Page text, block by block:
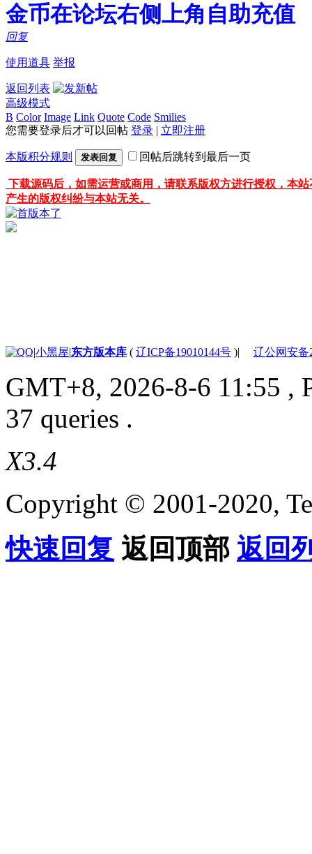
金币在论坛右侧上角自助充值
回复
使用道具 举报
返回列表
高级模式
B Color Image Link Quote Code Smilies
您需要登录后才可以回帖 登录 | 立即注册
本版积分规则 发表回复 回帖后跳转到最后一页
下载源码后，如需运营或商用，请联系版权方进行授权，本
产生的版权纠纷与本站无关。
|小黑屋|东方版本库 ( 辽ICP备19010144号 )| 辽公网安备
GMT+8, 2026-8-6 11:55 ,
37 queries .
X3.4
Copyright © 2001-2020,
快速回复 返回顶部 返回